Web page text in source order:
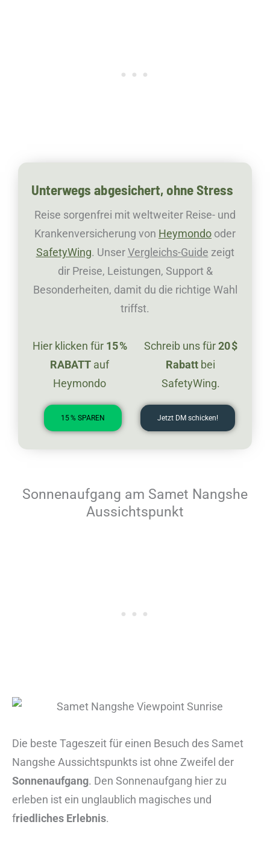
Unterwegs abgesichert, ohne Stress
Reise sorgenfrei mit weltweiter Reise- und
Krankenversicherung von Heymondo oder
SafetyWing. UnserVergleichs-Guide zeigt
dir Preise, Leistungen, Support &
Besonderheiten, damit du die richtige Wahl
triffst.
Hier klicken für15 %
RABATT auf
Heymondo
15 % SPAREN
Schreib uns für20 $
Rabatt bei
SafetyWing.
Jetzt DM schicken!
Sonnenaufgang am Samet Nangshe
Aussichtspunkt
Die beste Tageszeit für einen Besuch des Samet
Nangshe Aussichtspunkts ist ohne Zweifel der
Sonnenaufgang. Den Sonnenaufgang hier zu
erleben ist ein unglaublich magisches und
friedliches Erlebnis.